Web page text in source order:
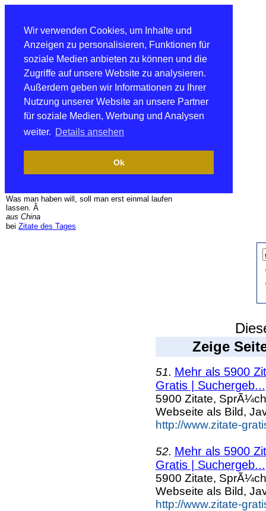
Wir verwenden Cookies, um Inhalte und
Anzeigen zu personalisieren, Funktionen für
soziale Medien anbieten zu können und die
Zugriffe auf unsere Website zu analysieren.
Außerdem geben wir Informationen zu Ihrer
Nutzung unserer Website an unsere Partner
für soziale Medien, Werbung und Analysen
weiter. Details ansehen
Ok
Was man haben will, soll man erst einmal laufen
lassen. Â
aus China
bei Zitate des Tages
Zeige
51. Mehr als 5900
Gratis | Suchergeb...
5900 Zitate,
Webseite als Bild,
http://www.zitate-
52. Mehr als 5900
Gratis | Suchergeb...
5900 Zitate,
Webseite als Bild,
http://www.zitate-